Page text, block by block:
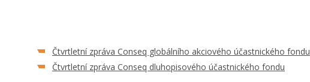
Čtvrtletní zpráva Conseq globálního akciového účastnického fondu
Čtvrtletní zpráva Conseq dluhopisového účastnického fondu